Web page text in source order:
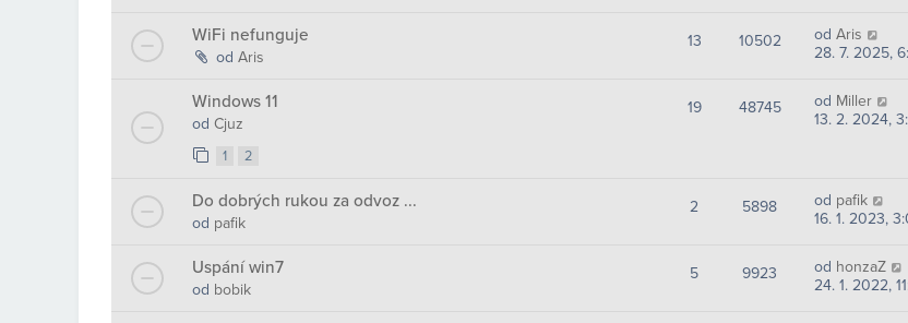
WiFi nefunguje
od Aris
13 10502 od Aris
28. 7. 2025,
Windows 11
od Cjuz
1 2
19 48745 od Miller
13. 2. 2024,
Do dobrých rukou za odvoz ...
od pafik
2 5898 od pafik
16. 1. 2023,
Uspání win7
od bobik
5 9923 od honzaZ
24. 1. 2022,